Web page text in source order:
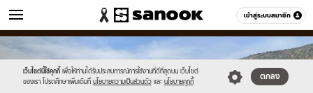
เข้าสู่ระบบสมาชิก
ข่าว หมวดอื่นๆ
เว็บไซต์นี้ใช้คุกกี้ เพื่อให้ท่านได้รับประสบการณ์การใช้งานที่ดีที่สุดบน เว็บไซต์
ของเรา โปรดศึกษาเพิ่มเติมที่ นโยบายความเป็นส่วนตัว และ นโยบายคุกกี้
ตกลง
Sanook
//s.isanook.com/sr/0/images/logo-
new-
sanook.png
//s.isanook.com/ns/0/ud/1747/8738986/baby.jpg